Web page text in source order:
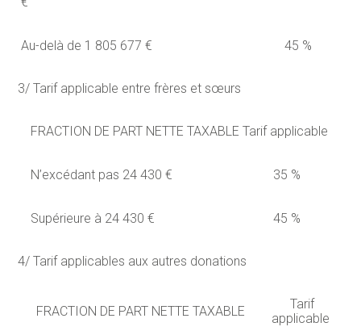
Au-delà de 1 805 677 € 45 %
3/ Tarif applicable entre frères et sœurs
FRACTION DE PART NETTE TAXABLE Tarif applicable
N’excédant pas 24 430 € 35 %
Supérieure à 24 430 € 45 %
4/ Tarif applicables aux autres donations
FRACTION DE PART NETTE TAXABLE
Tarif
applicable